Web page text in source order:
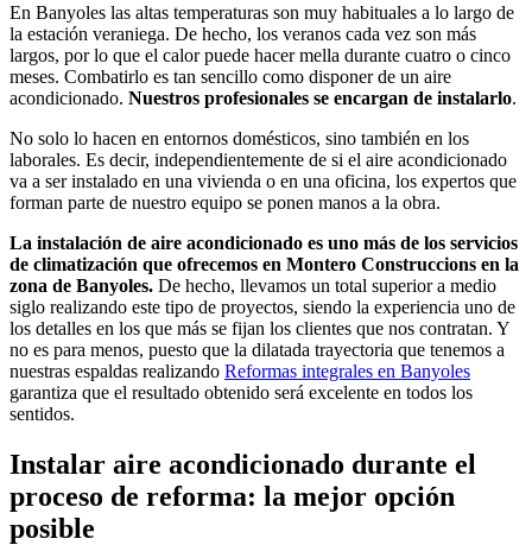
En Banyoles las altas temperaturas son muy habituales a lo largo de
la estación veraniega. De hecho, los veranos cada vez son más
largos, por lo que el calor puede hacer mella durante cuatro o cinco
meses. Combatirlo es tan sencillo como disponer de un aire
acondicionado. Nuestros profesionales se encargan de instalarlo.
No solo lo hacen en entornos domésticos, sino también en los
laborales. Es decir, independientemente de si el aire acondicionado
va a ser instalado en una vivienda o en una oficina, los expertos que
forman parte de nuestro equipo se ponen manos a la obra.
La instalación de aire acondicionado es uno más de los servicios
de climatización que ofrecemos en Montero Construccions en la
zona de Banyoles. De hecho, llevamos un total superior a medio
siglo realizando este tipo de proyectos, siendo la experiencia uno de
los detalles en los que más se fijan los clientes que nos contratan. Y
no es para menos, puesto que la dilatada trayectoria que tenemos a
nuestras espaldas realizando Reformas integrales en Banyoles
garantiza que el resultado obtenido será excelente en todos los
sentidos.
Instalar aire acondicionado durante el
proceso de reforma: la mejor opción
posible